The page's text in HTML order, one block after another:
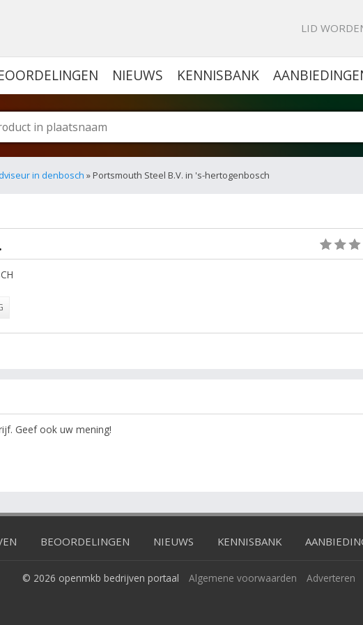
LID
NIEUWS KENNISBANK
in denbosch » Portsmouth Steel B.V. in 's-hertogenbosch
Geef ook uw mening!
BEOORDELINGEN NIEUWS KENNISBANK
© 2026 openmkb bedrijven portaal Algemene voorwaarden Adverteren